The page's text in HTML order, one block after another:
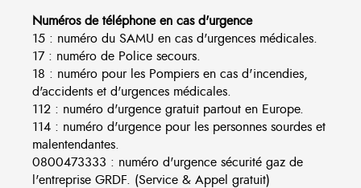
Numéros de téléphone en cas d'urgence
15 : numéro du SAMU en cas d'urgences médicales.
17 : numéro de Police secours.
18 : numéro pour les Pompiers en cas d'incendies,
d'accidents et d'urgences médicales.
112 : numéro d'urgence gratuit partout en Europe.
114 : numéro d'urgence pour les personnes sourdes et
malentendantes.
0800473333 : numéro d'urgence sécurité gaz de
l'entreprise GRDF. (Service & Appel gratuit)